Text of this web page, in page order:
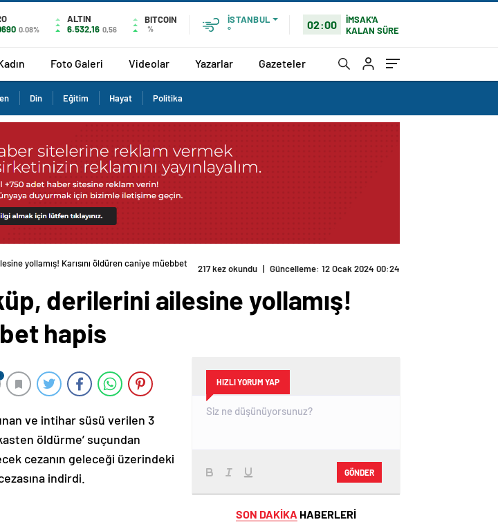
0.08%
ALTIN
6.532,16 0,56
BITCOIN
%
İSTANBUL
°
02:00
İMSAK'A
KALAN SÜRE
Foto Galeri Videolar Yazarlar Gazeteler
Din Eğitim Hayat Politika
yollamış! Karısını öldüren caniye müebbet
217 kez okundu | Güncelleme: 12 Ocak 2024 00:24
derilerini ailesine yollamış!
hapis
ve intihar süsü verilen 3
öldürme’ suçundan
cezanın geleceği üzerindeki
indirdi.
HIZLI YORUM YAP
GÖNDER
SON DAKİKA HABERLERİ